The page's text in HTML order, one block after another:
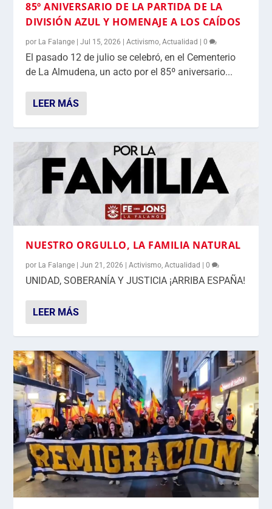
85º ANIVERSARIO DE LA PARTIDA DE LA
DIVISIÓN AZUL Y HOMENAJE A LOS CAÍDOS
por La Falange |Jul 15, 2026 |Activismo,Actualidad |0
El pasado 12 de julio se celebró, en el Cementerio
de La Almudena, un acto por el 85º aniversario...
LEER MÁS
NUESTRO ORGULLO, LA FAMILIA NATURAL
por La Falange |Jun 21, 2026 |Activismo,Actualidad |0
UNIDAD, SOBERANÍA Y JUSTICIA ¡ARRIBA ESPAÑA!
LEER MÁS